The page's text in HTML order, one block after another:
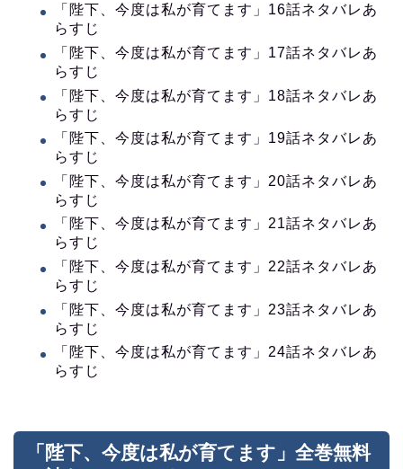
「陛下、今度は私が育てます」16話ネタバレあ
らすじ
「陛下、今度は私が育てます」17話ネタバレあ
らすじ
「陛下、今度は私が育てます」18話ネタバレあ
らすじ
「陛下、今度は私が育てます」19話ネタバレあ
らすじ
「陛下、今度は私が育てます」20話ネタバレあ
らすじ
「陛下、今度は私が育てます」21話ネタバレあ
らすじ
「陛下、今度は私が育てます」22話ネタバレあ
らすじ
「陛下、今度は私が育てます」23話ネタバレあ
らすじ
「陛下、今度は私が育てます」24話ネタバレあ
らすじ
「陛下、今度は私が育てます」全巻無料